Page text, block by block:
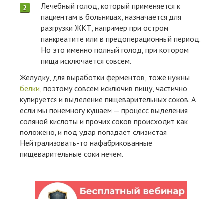
Лечебный голод, который применяется к
пациентам в больницах, назначается для
разгрузки ЖКТ, например при остром
панкреатите или в предоперационный период.
Но это именно полный голод, при котором
пища исключается совсем.
Желудку, для выработки ферментов, тоже нужны
белки, поэтому совсем исключив пищу, частично
купируется и выделение пищеварительных соков. А
если мы понемногу кушаем — процесс выделения
соляной кислоты и прочих соков происходит как
положено, и под удар попадает слизистая.
Нейтрализовать-то нафабрикованные
пищеварительные соки нечем.